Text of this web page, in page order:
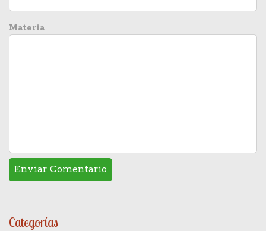
Materia
Categorías